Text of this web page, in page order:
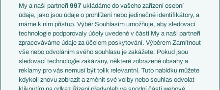
Témata
Představení týmů MS
EuroSkauting
PL v kostce
Evropské koeficienty
Přestupy
Přestupové spekulace
Zranění
Francie
Itálie
Německo
Španělsko
Argentina
Brazílie
Přestupy
Zápasy
My a naši partneři997 ukládáme do vašeho zařízení osobní
údaje, jako jsou údaje o prohlížení nebo jedinečné identifikátory, a
máme k nim přístup. Výběr Souhlasím umožňuje, aby sledovací
technologie podporovaly účely uvedené v části My a naši partneři
zpracováváme údaje za účelem poskytování. Výběrem Zamítnout
vše nebo odvoláním svého souhlasu je zakážete. Pokud jsou
sledovací technologie zakázány, některé zobrazené obsahy a
reklamy pro vás nemusí být tolik relevantní. Tuto nabídku můžete
kdykoli znovu zobrazit a změnit své volby nebo souhlas odvolat